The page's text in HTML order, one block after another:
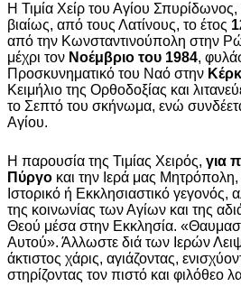
Η Τιμία Χείρ του Αγίου
βιαίως, από τους Λατίνους, το έτος
από την Κωνσταντινούπολη στην
μέχρι τον Νοέμβριο του 1984,
Προσκυνηματικό του Ναό στην
Κειμήλιο της Ορθοδοξίας και
το Σεπτό του σκήνωμα, ενώ
Αγίου.
Η παρουσία της Τιμίας Χειρός, για
Πύργο και την Ιερά μας
Ιστορικό ή Εκκλησιαστικό γεγονός,
της κοινωνίας των Αγίων και της
Θεού μέσα στην Εκκλησία.
Αυτού». Άλλωστε διά των Ιερών
άκτιστος χάρις, αγιάζοντας,
στηρίζοντας τον πιστό και φιλόθεο